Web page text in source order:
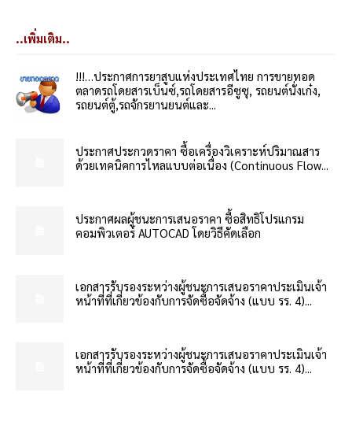
..เพิ่มเติม..
!!!…ประกาศการยาสูบแห่งประเทศไทย การขายทอด
ตลาดรถโดยสารเบ็นซ์,รถโดยสารอีซูซุ, รถยนต์นั่งเก๋ง,
รถยนต์ตู้,รถจักรยานยนต์และ...
ประกาศประกวดราคา ซื้อเครื่องวิเคราะห์ปริมาณสาร
ด้วยเทคนิคการไหลแบบต่อเนื่อง (Continuous Flow...
ประกาศผลผู้ชนะการเสนอราคา ซื้อสิทธิโปรแกรม
คอมพิวเตอร์ AUTOCAD โดยวิธีคัดเลือก
เอกสารรับรองระหว่างผู้ชนะการเสนอราคาประเมินเจ้า
หน้าที่ที่เกี่ยวข้องกับการจัดซื้อจัดจ้าง (แบบ รร. 4)...
เอกสารรับรองระหว่างผู้ชนะการเสนอราคาประเมินเจ้า
หน้าที่ที่เกี่ยวข้องกับการจัดซื้อจัดจ้าง (แบบ รร. 4)...